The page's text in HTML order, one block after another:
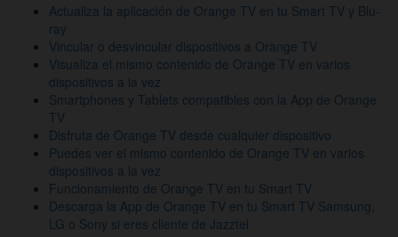
Actualiza la aplicación de Orange TV en tu Smart TV y Blu-
ray
Vincular o desvincular dispositivos a Orange TV
Visualiza el mismo contenido de Orange TV en varios
dispositivos a la vez
Smartphones y Tablets compatibles con la App de Orange
TV
Disfruta de Orange TV desde cualquier dispositivo
Puedes ver el mismo contenido de Orange TV en varios
dispositivos a la vez
Funcionamiento de Orange TV en tu Smart TV
Descarga la App de Orange TV en tu Smart TV Samsung,
LG o Sony si eres cliente de Jazztel